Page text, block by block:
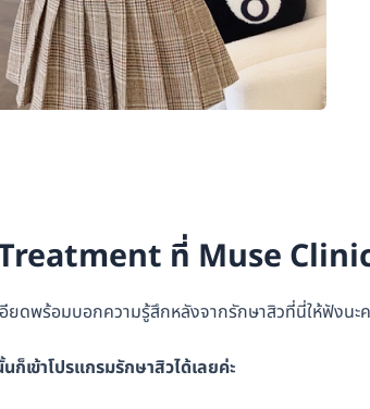
ที่ Muse
ยดพร้อมบอกความรู้สึกหลังจากรักษาสิวที่นี่ให้ฟังนะ
ก็เข้าโปรแกรมรักษาสิวได้เลยค่ะ